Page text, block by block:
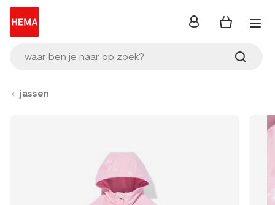
waar ben je naar op zoek?
inloggen
jassen